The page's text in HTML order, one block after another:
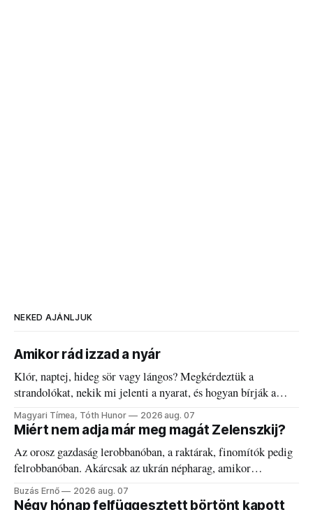
NEKED AJÁNLJUK
Amikor rád izzad a nyár
Klór, naptej, hideg sör vagy lángos? Megkérdeztük a
strandolókat, nekik mi jelenti a nyarat, és hogyan bírják a
kánikulát.
Magyari Tímea, Tóth Hunor 2026 aug. 07
Miért nem adja már meg magát Zelenszkij?
Az orosz gazdaság lerobbanóban, a raktárak, finomítók pedig
felrobbanóban. Akárcsak az ukrán népharag, amikor
elégedetlen vezetőivel.
Buzás Ernő 2026 aug. 07
Négy hónap felfüggesztett börtönt kapott